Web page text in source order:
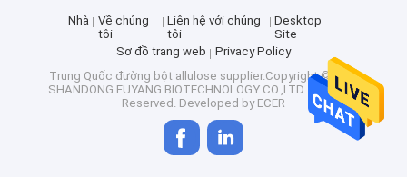
Chất tạo ngọt Erythritol tự nhiên
Chất tạo ngọt Erythritol hữu cơ
Chất tạo ngọt Erythritol dạng bột
Chất thay thế Erythritol Sweetener
Nhà
Về chúng
tôi
Liên hệ với chúng
tôi
Desktop
Site
Sơ đồ trang web
Privacy Policy
Trung Quốc đường bột allulose supplier.Copyright © 2025
SHANDONG FUYANG BIOTECHNOLOGY CO.,LTD. All Rights
Reserved. Developed by ECER